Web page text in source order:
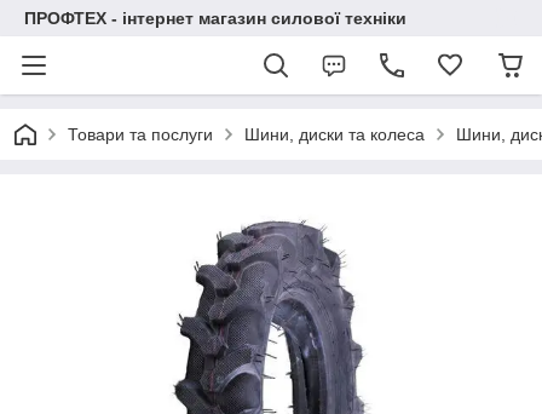
ПРОФТЕХ - інтернет магазин силової техніки
Товари та послуги Шини, диски та колеса Шини,